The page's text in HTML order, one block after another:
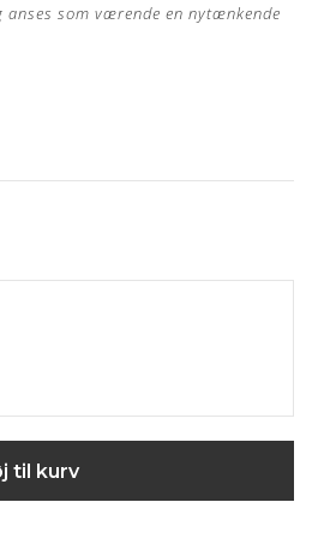
anses som værende en nytænkende
her
til kurv